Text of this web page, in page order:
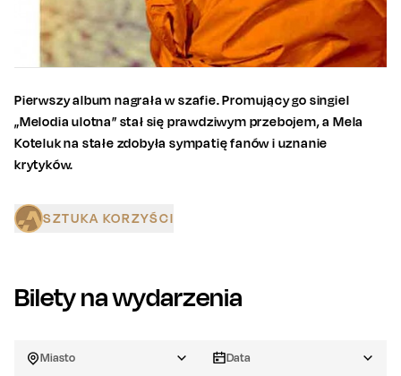
Pierwszy album nagrała w szafie. Promujący go singiel
„Melodia ulotna” stał się prawdziwym przebojem, a Mela
Koteluk na stałe zdobyła sympatię fanów i uznanie
krytyków.
SZTUKA KORZYŚCI
Bilety na wydarzenia
Miasto Data